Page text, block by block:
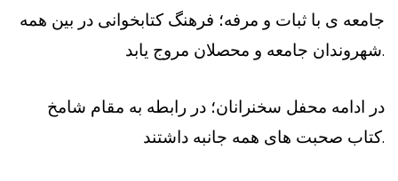
جامعه ی با ثبات و مرفه؛ فرهنگ کتابخوانی در بین همه
شهروندان جامعه و محصلان مروج یابد.
در ادامه محفل سخنرانان؛ در رابطه به مقام شامخ
کتاب صحبت های همه جانبه داشتند.